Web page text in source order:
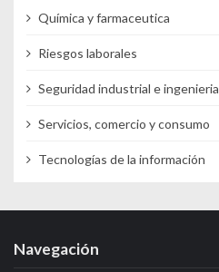
Química y farmaceutica
Riesgos laborales
Seguridad industrial e ingenieria
Servicios, comercio y consumo
Tecnologías de la información
Navegación